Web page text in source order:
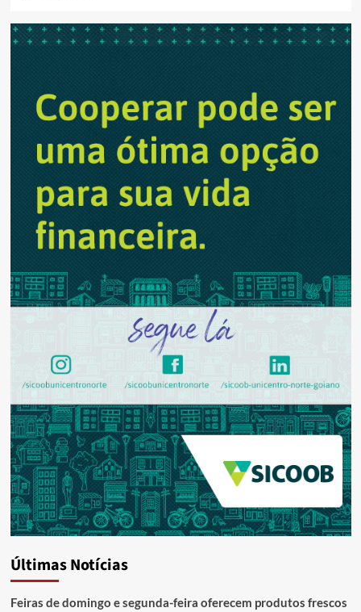
Últimas Notícias
Feiras de domingo e segunda-feira oferecem produtos frescos